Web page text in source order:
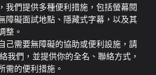
我們提供多種便利措施，包括螢幕閱
障礙面試地點、隱藏式字幕，以及其
整。
己需要無障礙的協助或便利設施，請
我們，並提供你的全名、聯絡方式，
需的便利措施。